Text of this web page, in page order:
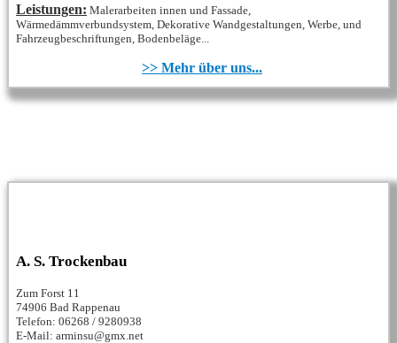
Leistungen: Malerarbeiten innen und Fassade,
Wärmedämmverbundsystem, Dekorative Wandgestaltungen, Werbe, und
Fahrzeugbeschriftungen, Bodenbeläge...
>> Mehr über uns...
A. S. Trockenbau
Zum Forst 11
74906 Bad Rappenau
Telefon: 06268 / 9280938
E-Mail: arminsu@gmx.net